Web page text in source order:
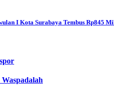
I Kota Surabaya Tembus Rp845